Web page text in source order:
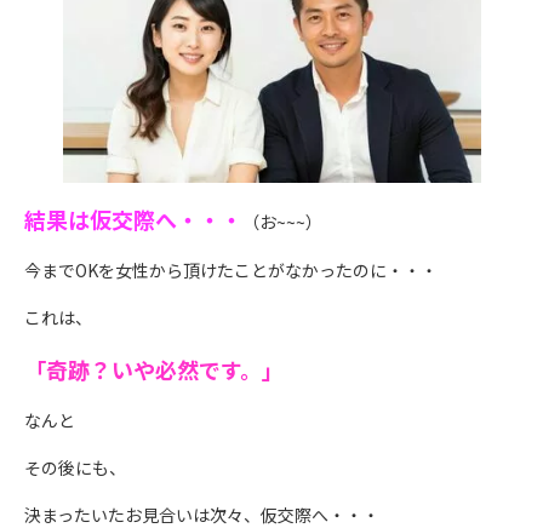
結果は仮交際へ・・・
（お~~~）
今までOKを女性から頂けたことがなかったのに・・・
これは、
「奇跡？いや必然です。」
なんと
その後にも、
決まったいたお見合いは次々、仮交際へ・・・